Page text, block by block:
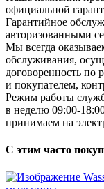
официальной
Гарантийное
авторизованными
Мы всегда
обслуживания,
договоренность по
и покупателем,
Режим работы
в неделю 09:00-
принимаем на
С этим часто